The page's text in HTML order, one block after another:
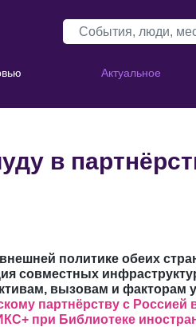
Актуальное
в
политике обеих
совместных
вызовам и факторам
партнёрству с
при Библиотеке